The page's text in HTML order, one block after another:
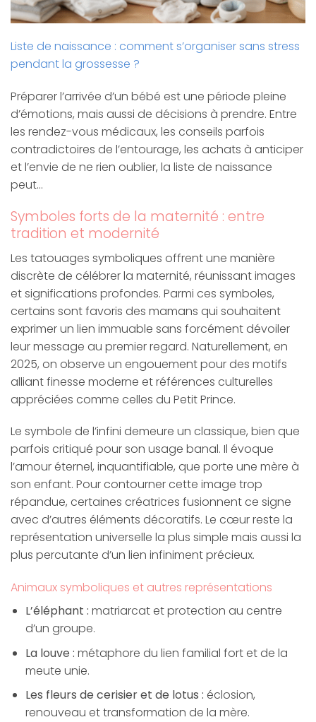
Liste de naissance : comment s’organiser sans stress
pendant la grossesse ?
Préparer l’arrivée d’un bébé est une période pleine
d’émotions, mais aussi de décisions à prendre. Entre
les rendez-vous médicaux, les conseils parfois
contradictoires de l’entourage, les achats à anticiper
et l’envie de ne rien oublier, la liste de naissance
peut…
Symboles forts de la maternité : entre
tradition et modernité
Les tatouages symboliques offrent une manière
discrète de célébrer la maternité, réunissant images
et significations profondes. Parmi ces symboles,
certains sont favoris des mamans qui souhaitent
exprimer un lien immuable sans forcément dévoiler
leur message au premier regard. Naturellement, en
2025, on observe un engouement pour des motifs
alliant finesse moderne et références culturelles
appréciées comme celles du Petit Prince.
Le symbole de l’infini demeure un classique, bien que
parfois critiqué pour son usage banal. Il évoque
l’amour éternel, inquantifiable, que porte une mère à
son enfant. Pour contourner cette image trop
répandue, certaines créatrices fusionnent ce signe
avec d’autres éléments décoratifs. Le cœur reste la
représentation universelle la plus simple mais aussi la
plus percutante d’un lien infiniment précieux.
Animaux symboliques et autres représentations
L’éléphant : matriarcat et protection au centre
d’un groupe.
La louve : métaphore du lien familial fort et de la
meute unie.
Les fleurs de cerisier et de lotus : éclosion,
renouveau et transformation de la mère.